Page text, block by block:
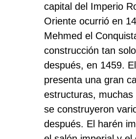
capital del Imperio
Oriente ocurrió en
Mehmed el
construcción tan
después, en 1459.
presenta una gran
estructuras, muchas
se construyeron
después. El harén